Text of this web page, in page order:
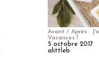
Avant / Après :
Vacances !
5 octobre 2017
alittleb